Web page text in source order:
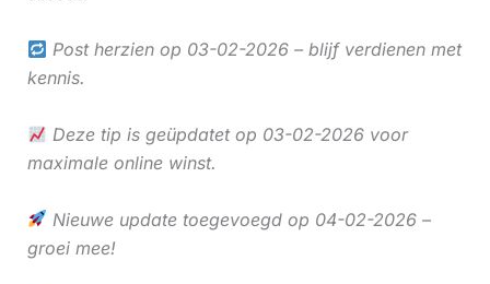
Post herzien op 03-02-2026 – blijf verdienen met
kennis.
Deze tip is geüpdatet op 03-02-2026 voor
maximale online winst.
Nieuwe update toegevoegd op 04-02-2026 –
groei mee!